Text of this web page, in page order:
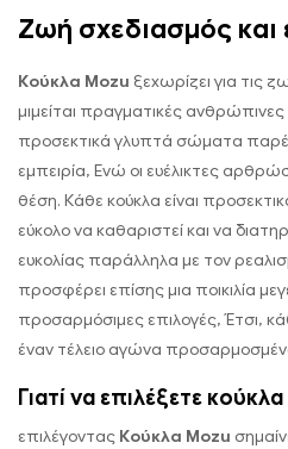
Ζωή σχεδιασμός και
Κούκλα Mozu ξεχωρίζει για τις
μιμείται πραγματικές
προσεκτικά γλυπτά σώματα
εμπειρία, Ενώ οι ευέλικτες
θέση. Κάθε κούκλα είναι
εύκολο να καθαριστεί και να
ευκολίας παράλληλα με τον
προσφέρει επίσης μια ποικιλία
προσαρμόσιμες επιλογές, Έτσι,
έναν τέλειο αγώνα
Γιατί να επιλέξετε
επιλέγοντας Κούκλα Mozu